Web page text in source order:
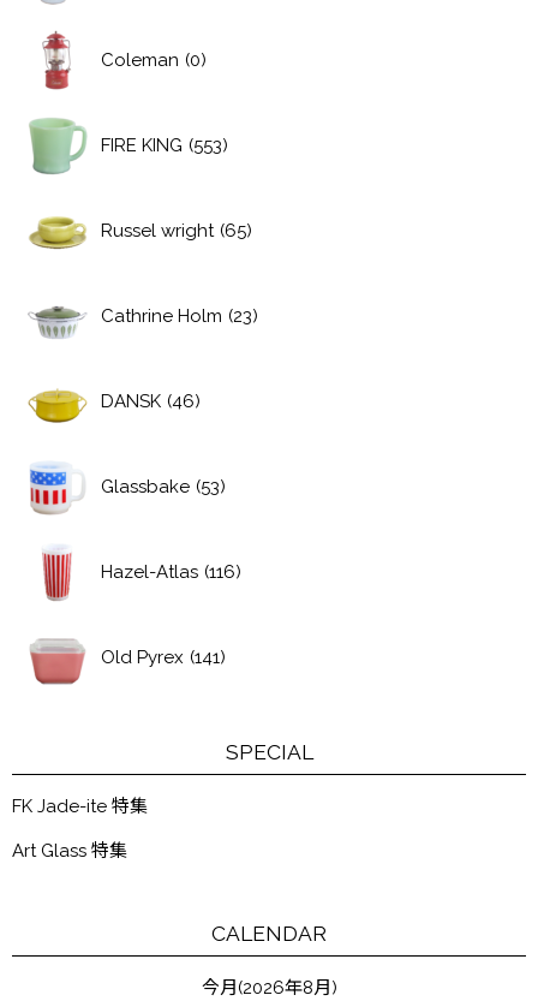
Coleman (0)
FIRE KING (553)
Russel wright (65)
Cathrine Holm (23)
DANSK (46)
Glassbake (53)
Hazel-Atlas (116)
Old Pyrex (141)
SPECIAL
FK Jade-ite 特集
Art Glass 特集
CALENDAR
今月(2026年8月)